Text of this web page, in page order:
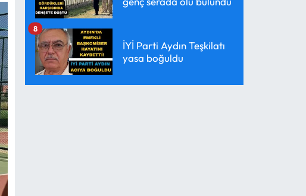
İYİ Parti Aydın Teşkilatı
yasa boğuldu
8